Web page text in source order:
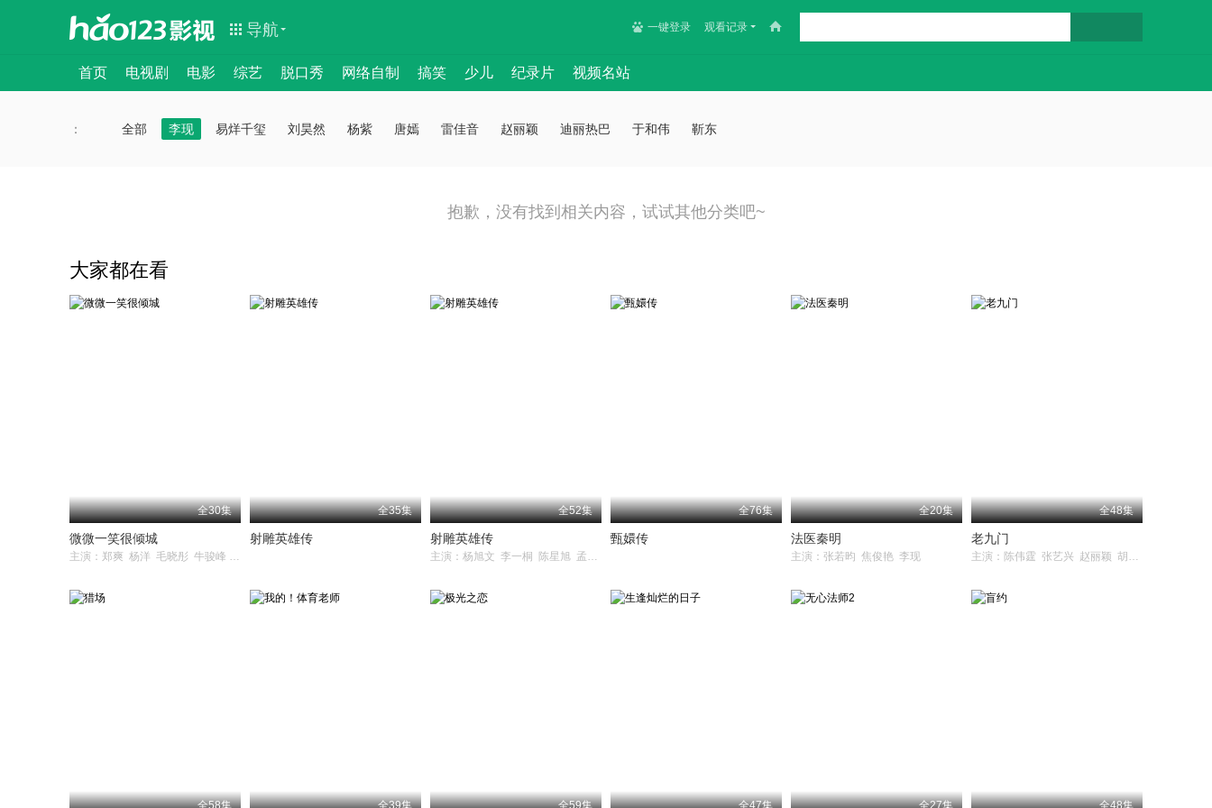
导航 一键登录 观看记录
首页 电视剧 电影 综艺 脱口秀 网络自制 搞笑 少儿 纪录片 视频名站
：： 全部 李现 易烊千玺 刘昊然 杨紫 唐嫣 雷佳音 赵丽颖 迪丽热巴 于和伟 靳东
抱歉，没有找到相关内容，试试其他分类吧~
大家都在看
全30集
微微一笑很倾城
主演：郑爽 杨洋 毛晓彤 牛骏峰 崔航
全35集
射雕英雄传
全52集
射雕英雄传
主演：杨旭文 李一桐 陈星旭 孟子义 代文雯 赵立新 苗侨伟 黑子 吕良伟 宁文彤 刘智扬 王奎荣 肖茵 邵峰 韩栋 李宗翰 刘芊含 邵兵 曾黎 米露 余皑磊 侯瑞祥 宗峰岩 郑斌辉 林依晨 袁弘 周
全76集
甄嬛传
全20集
法医秦明
主演：张若昀 焦俊艳 李现
全48集
老九门
主演：陈伟霆 张艺兴 赵丽颖 胡耘豪 应昊茗 袁冰妍 王美人 王闯 张铭恩 杨紫茳 张鲁一 李乃文 李宗翰
全58集 全39集 全59集 全47集 全27集 全48集